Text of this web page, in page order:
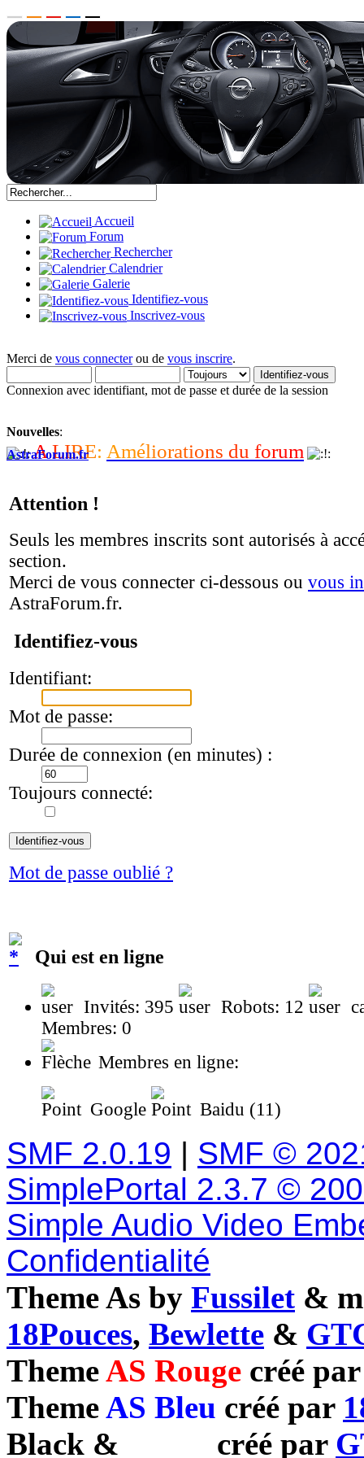
Accueil
Forum
Rechercher
Calendrier
Galerie
Identifiez-vous
Inscrivez-vous
Merci de vous connecterou de vous inscrire.
Connexion avec identifiant, mot de passe et durée de la session
Nouvelles:
A LIRE: Améliorations du forum
AstraForum.fr
Attention !
Seuls les membres inscrits sont autorisés à
section.
Merci de vous connecter ci-dessous ou vous
AstraForum.fr.
Identifiez-vous
Identifiant:
Mot de passe:
Durée de connexion (en minutes) :
Toujours connecté:
Mot de passe oublié ?
Qui est en ligne
Invités: 395 Robots: 12
Membres: 0
Membres en ligne:
Google Baidu (11)
SMF 2.0.19 | SMF ©
SimplePortal 2.3.7 ©
Simple Audio Video
Confidentialité
Theme As by Fussilet &
18Pouces, Bewlette &
ThemeAS Rouge créé
ThemeAS Bleu créé par
Black & créé par